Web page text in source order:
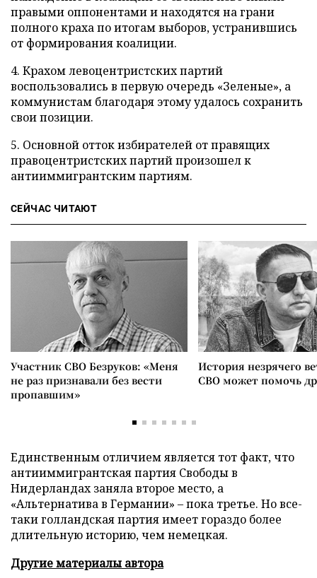
правыми оппонентами и находятся на грани
полного краха по итогам выборов, устранившись
от формирования коалиции.
4. Крахом левоцентристских партий
воспользовались в первую очередь «Зеленые», а
коммунистам благодаря этому удалось сохранить
свои позиции.
5. Основной отток избирателей от правящих
правоцентристских партий произошел к
антииммигрантским партиям.
СЕЙЧАС ЧИТАЮТ
Участник СВО Безруков: «Меня
не раз признавали без вести
пропавшим»
История незрячего
СВО может помочь
Единственным отличием является тот факт, что
антииммигрантская партия Свободы в
Нидерландах заняла второе место, а
«Альтернатива в Германии» – пока третье. Но все-
таки голландская партия имеет гораздо более
длительную историю, чем немецкая.
Другие материалы автора